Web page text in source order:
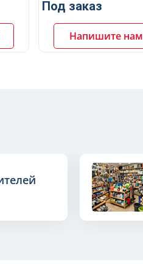
Под заказ
Напишите нам